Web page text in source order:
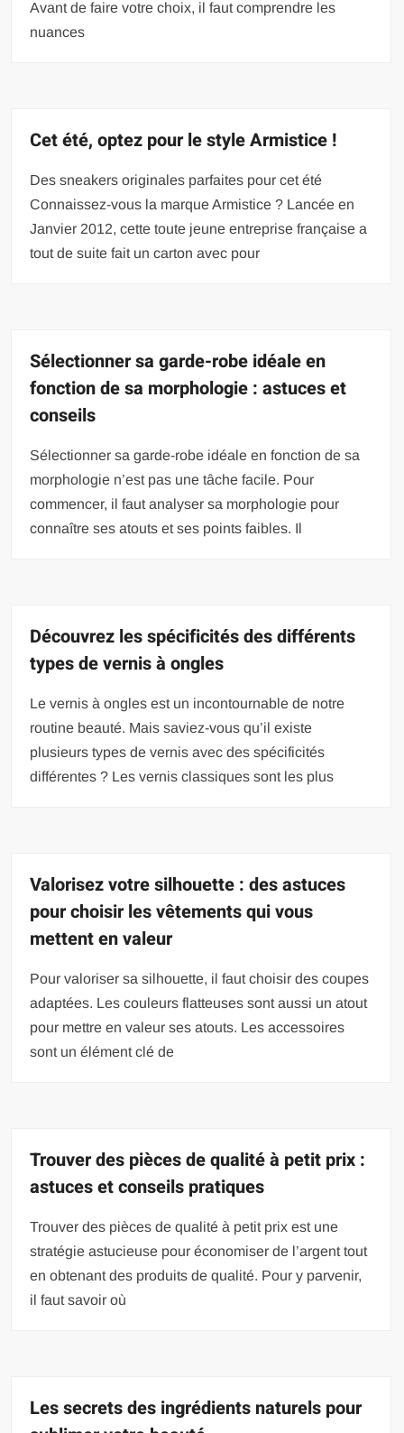
Avant de faire votre choix, il faut comprendre les
nuances
Cet été, optez pour le style Armistice !
Des sneakers originales parfaites pour cet été
Connaissez-vous la marque Armistice ? Lancée en
Janvier 2012, cette toute jeune entreprise française a
tout de suite fait un carton avec pour
Sélectionner sa garde-robe idéale en
fonction de sa morphologie : astuces et
conseils
Sélectionner sa garde-robe idéale en fonction de sa
morphologie n’est pas une tâche facile. Pour
commencer, il faut analyser sa morphologie pour
connaître ses atouts et ses points faibles. Il
Découvrez les spécificités des différents
types de vernis à ongles
Le vernis à ongles est un incontournable de notre
routine beauté. Mais saviez-vous qu’il existe
plusieurs types de vernis avec des spécificités
différentes ? Les vernis classiques sont les plus
Valorisez votre silhouette : des astuces
pour choisir les vêtements qui vous
mettent en valeur
Pour valoriser sa silhouette, il faut choisir des coupes
adaptées. Les couleurs flatteuses sont aussi un atout
pour mettre en valeur ses atouts. Les accessoires
sont un élément clé de
Trouver des pièces de qualité à petit prix :
astuces et conseils pratiques
Trouver des pièces de qualité à petit prix est une
stratégie astucieuse pour économiser de l’argent tout
en obtenant des produits de qualité. Pour y parvenir,
il faut savoir où
Les secrets des ingrédients naturels pour